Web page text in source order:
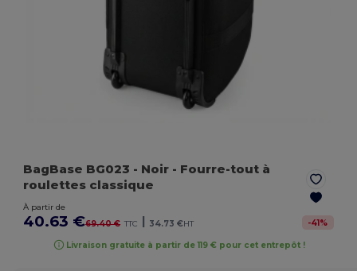
BagBase BG023 - Noir - Fourre-tout à
roulettes classique
À partir de
40.63 €69.40 € TTC | 34.73 €HT -41%
Livraison gratuite à partir de 119 € pour cet entrepôt !